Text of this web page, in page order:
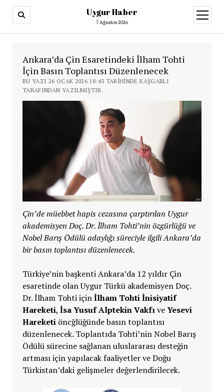
Uygur Haber
7 Ağustos 2026
aç
Ankara’da Çin Esaretindeki İlham Tohti
İçin Basın Toplantısı Düzenlenecek
BU YAZI 26 OCAK 2026 18:43 TARIHINDE KAŞGARLI
TARAFINDAN YAZILMIŞTIR.
Çin’de müebbet hapis cezasına çarptırılan Uygur
akademisyen Doç. Dr. İlham Tohti’nin özgürlüğü ve
Nobel Barış Ödülü adaylığı süreciyle ilgili Ankara’da
bir basın toplantısı düzenlenecek.
Türkiye’nin başkenti Ankara’da 12 yıldır Çin
esaretinde olan Uygur Türkü akademisyen Doç.
Dr. İlham Tohti içinİlham Tohti İnisiyatif
Hareketi, İsa Yusuf Alptekin VakfıveYesevi
Hareketiöncğlüğünde basın toplantısı
düzenlenecek. Toplantıda Tohti’nin Nobel Barış
Ödülü sürecine sağlanan uluslararası desteğin
artması için yapılacak faaliyetler ve Doğu
Türkistan’daki gelişmeler değerlendirilecek.